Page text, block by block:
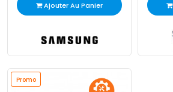
Ajouter Au Panier
Promo